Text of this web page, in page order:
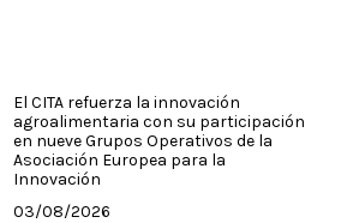
El CITA refuerza la innovación
agroalimentaria con su participación
en nueve Grupos Operativos de la
Asociación Europea para la
Innovación
03/08/2026